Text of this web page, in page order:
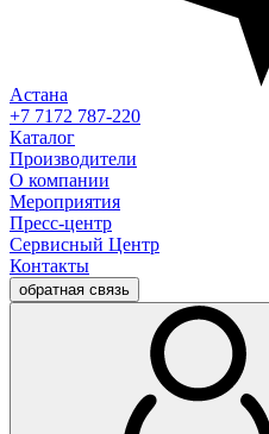
Астана
+7 7172 787-220
Каталог
Производители
О компании
Мероприятия
Пресс-центр
Сервисный Центр
Контакты
обратная связь